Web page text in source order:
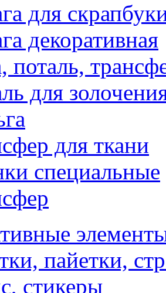
для
декоративная
поталь,
для
для ткани
специальные
пайетки,
стикеры